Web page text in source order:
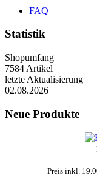
FAQ
Statistik
Shopumfang
7584 Artikel
letzte Aktualisierung
02.08.2026
Neue Produkte
Preis inkl.